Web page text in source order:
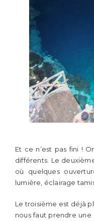
Et ce n’est pas fini !
différents. Le
où quelques
lumière, éclairage
Le troisième est déjà
nous faut prendre